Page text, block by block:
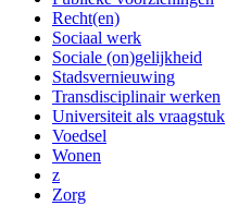
Recht(en)
Sociaal werk
Sociale (on)gelijkheid
Stadsvernieuwing
Transdisciplinair werken
Universiteit als vraagstuk
Voedsel
Wonen
z
Zorg